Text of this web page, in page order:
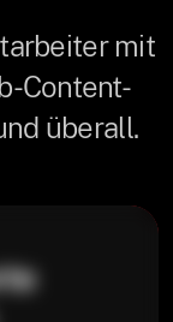
mit
Content-
überall.